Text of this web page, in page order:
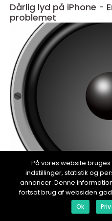
Dårlig lyd på iPhone -
problemet
redaktionel
17. January 2024
Hvorfor ringer ikke
På vores website
indstillinger, statistik og
annoncer. Denne
fortsat brug af websiden
Ok